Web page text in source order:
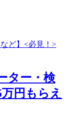
ター・検
円もらえ